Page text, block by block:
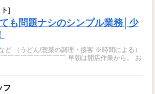
]
も問題ナシのシンプル業務│少
ど （うどん/惣菜の調理・接客 ※時間による）
￣￣￣￣￣￣￣￣￣ 早朝は開店作業から。 お
フ